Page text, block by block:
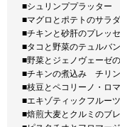
■シュリンププラッター
■マグロとポテトのサラ
■チキンと砂肝のプレッセ
■タコと野菜のテュルバン
■野菜とジェノヴェーゼ
■チキンの煮込み チリ
■枝豆とペコリーノ・ロ
■エキゾティックフルー
■焙煎大麦とクルミのブ